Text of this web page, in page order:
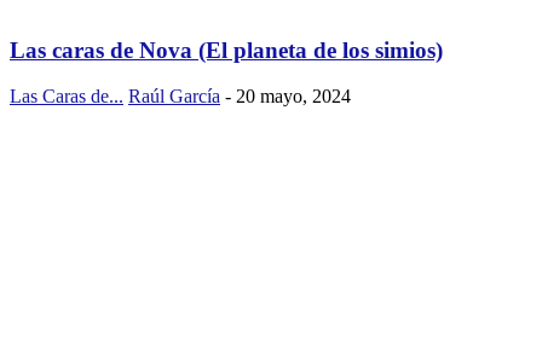
Las caras de Nova (El planeta de los simios)
Las Caras de... Raúl García - 20 mayo, 2024